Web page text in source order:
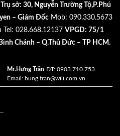
Trụ sở: 30, Nguyễn Trường Tộ,P.Phú
– Giám Đốc Mob: 090.330.5673
Tel: 028.668.12137 VPGD: 75/1
Chánh – Q.Thủ Đức – TP HCM.
Mr.Hưng Trần ĐT: 0903.710.753
Email: hung.tran@wili.com.vn